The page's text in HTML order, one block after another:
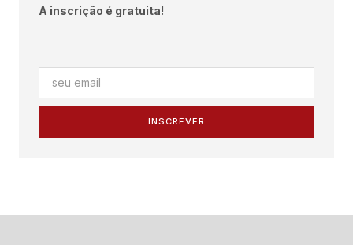
A inscrição é gratuita!
INSCREVER